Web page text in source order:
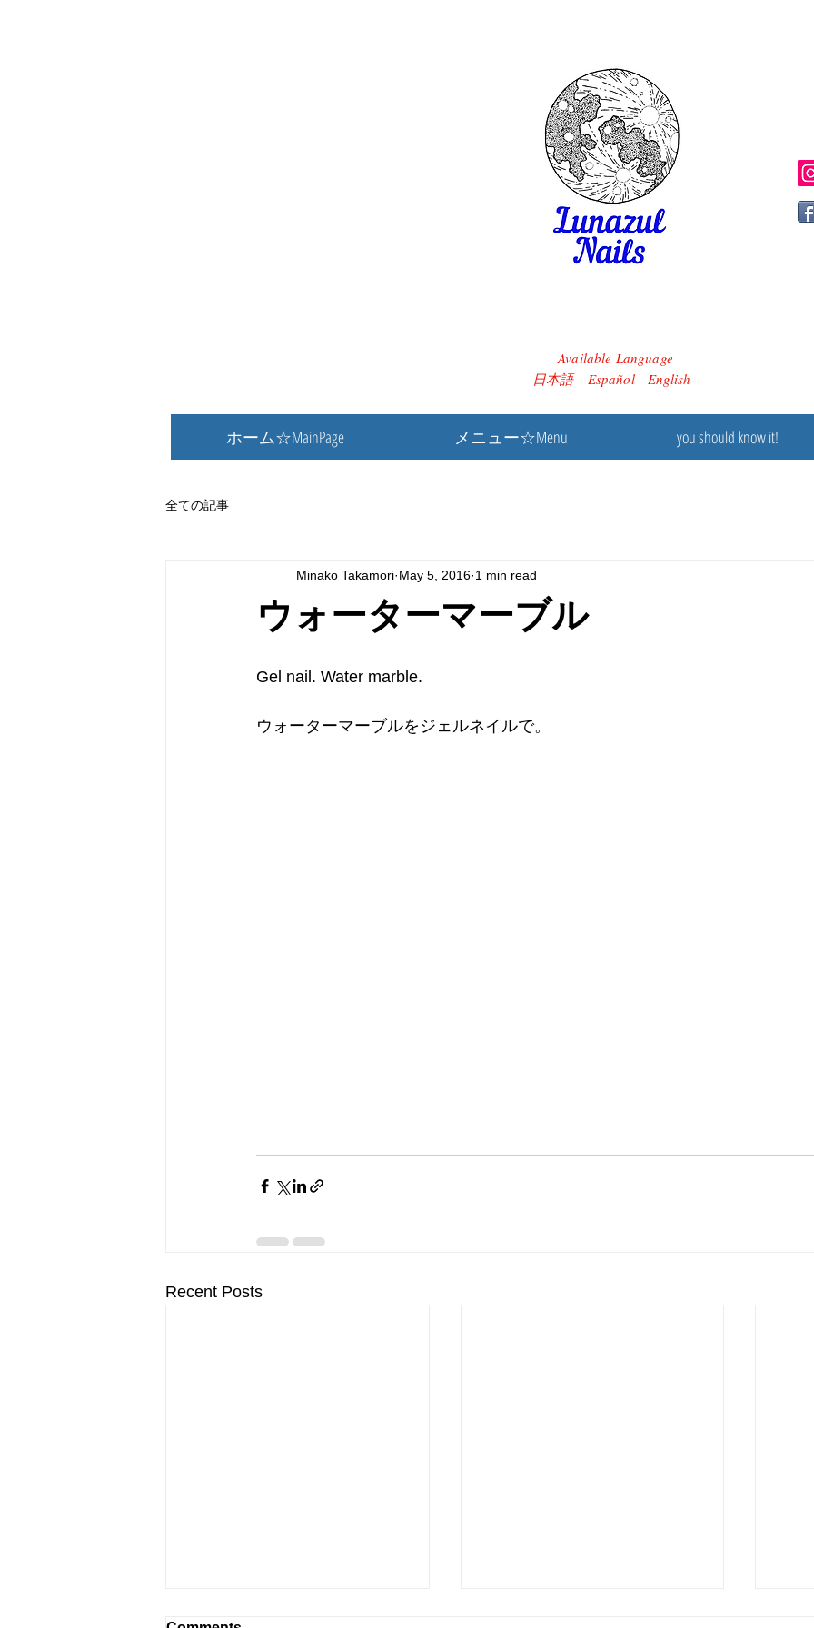
Available Language
​日本語 Español English
ホーム☆MainPage メニュー☆Menu you should know it!
全ての記事
ウォーターマーブル
Minako Takamori May 5, 2016 1 min read
Gel nail. Water marble.
ウォーターマーブルをジェルネイルで。
Recent Posts